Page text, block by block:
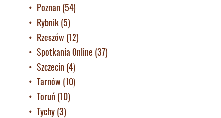
Poznan (54)
Rybnik(5)
Rzeszów (12)
Spotkania Online (37)
Szczecin (4)
Tarnów (10)
Toruń (10)
Tychy(3)